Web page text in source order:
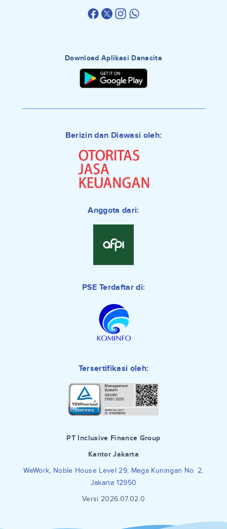
Download Aplikasi Danacita
Berizin dan Diawasi oleh:
Anggota dari:
PSE Terdaftar di:
Tersertifikasi oleh:
PT Inclusive Finance Group
Kantor Jakarta
WeWork, Noble House Level 29, Mega Kuningan No. 2,
Jakarta 12950
Versi 2026.07.02.0